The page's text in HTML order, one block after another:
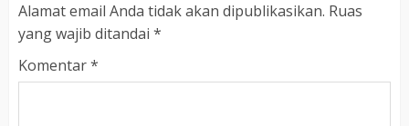
Alamat email Anda tidak akan dipublikasikan. Ruas
yang wajib ditandai *
Komentar*